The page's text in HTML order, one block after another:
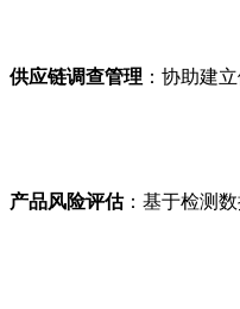
供应链调查管理 ：协助建
产品风险评估：基于检测